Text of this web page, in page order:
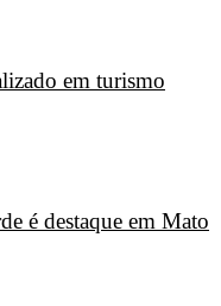
em turismo
é destaque em Mato